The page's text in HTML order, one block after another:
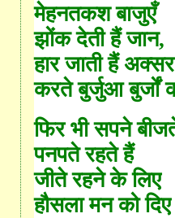
मेहनतकश बाजुएँ
झोंक देती हैं जान,
हार जाती हैं अक्सर
करते बुर्जुआ बुर्जों
फिर भी सपने
पनपते रहते हैं
जीते रहने के लिए
हौसला मन को